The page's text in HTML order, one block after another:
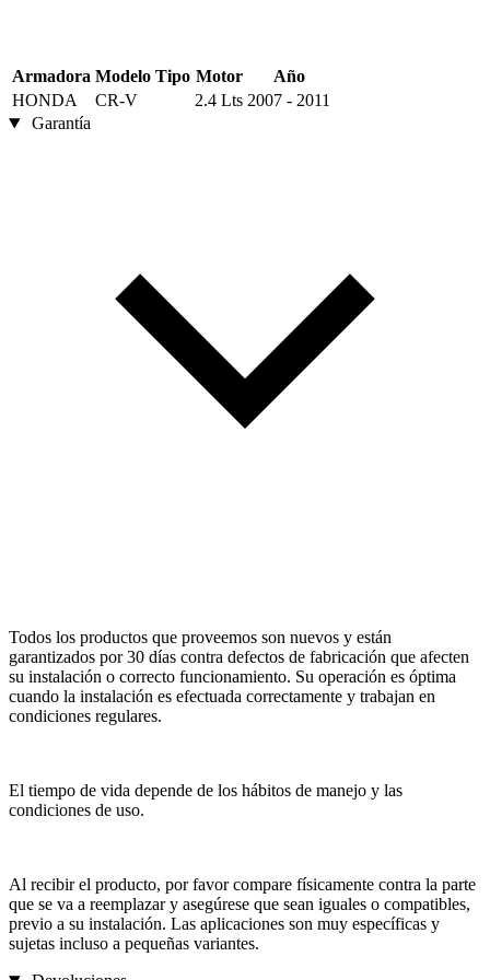
Armadora Modelo Tipo Motor
Año
HONDA
CR-V 2.4 Lts 2007 - 2011
Garantía
Todos los productos que proveemos son nuevos y están
garantizados por 30 días contra defectos de fabricación que afecten
su instalación o correcto funcionamiento. Su operación es óptima
cuando la instalación es efectuada correctamente y trabajan en
condiciones regulares.
El tiempo de vida depende de los hábitos de manejo y las
condiciones de uso.
Al recibir el producto, por favor compare físicamente contra la parte
que se va a reemplazar y asegúrese que sean iguales o compatibles,
previo a su instalación. Las aplicaciones son muy específicas y
sujetas incluso a pequeñas variantes.